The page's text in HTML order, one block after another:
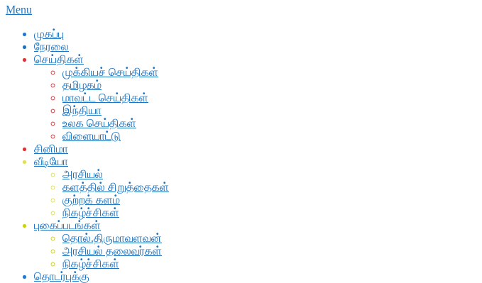
Secondary
Menu
Menu
முகப்பு
நேரலை
செய்திகள்
முக்கியச் செய்திகள்
தமிழகம்
மாவட்ட செய்திகள்
இந்தியா
உலக செய்திகள்
விளையாட்டு
சினிமா
வீடியோ
அரசியல்
களத்தில் சிறுத்தைகள்
குற்றக் களம்
நிகழ்ச்சிகள்
புகைப்படங்கள்
தொல்.திருமாவளவன்
அரசியல் தலைவர்கள்
நிகழ்ச்சிகள்
தொடர்புக்கு